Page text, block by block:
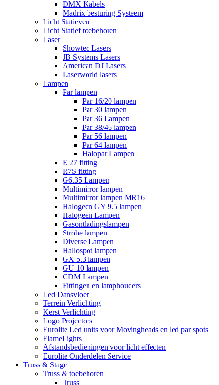
DMX Kabels
Madrix besturing Systeem
Licht Statieven
Licht Statief toebehoren
Laser
Showtec Lasers
JB Systems Lasers
American DJ Lasers
Laserworld lasers
Lampen
Par lampen
Par 16/20 lampen
Par 30 lampen
Par 36 Lampen
Par 38/46 lampen
Par 56 lampen
Par 64 lampen
Halopar Lampen
E 27 fitting
R7S fitting
G6.35 Lampen
Multimirror lampen
Multimirror lampen MR16
Halogeen GY 9.5 lampen
Halogeen Lampen
Gasontladingslampen
Strobe lampen
Diverse Lampen
Hallospot lampen
GX 5.3 lampen
GU 10 lampen
CDM Lampen
Fittingen en lamphouders
Led Dansvloer
Terrein Verlichting
Kerst Verlichting
Logo Projectors
Eurolite Led units voor Movingheads en led par spots
FlameLights
Afstandsbedieningen voor licht effecten
Eurolite Onderdelen Service
Truss & Stage
Truss & toebehoren
Truss